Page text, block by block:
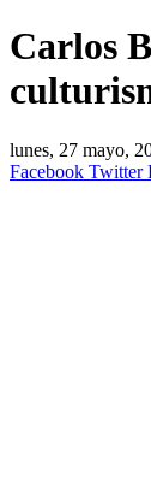
Carlos
lunes, 27 mayo,
Facebook Twitter